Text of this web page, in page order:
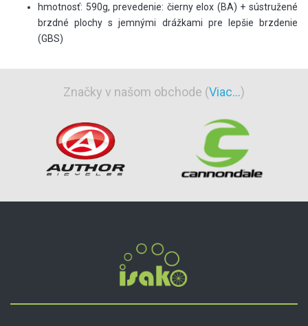
hmotnosť: 590g, prevedenie: čierny elox (BA) + sústružené
brzdné plochy s jemnými drážkami pre lepšie brzdenie
(GBS)
Značky v našom obchode (Viac...)